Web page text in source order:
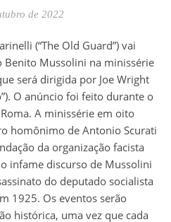
de 2022
Mussolini na minissérie
será dirigida por Joe Wright
O anúncio foi feito durante o
A minissérie em oito
homônimo de Antonio Scurati
da organização facista
infame discurso de Mussolini
do deputado socialista
1925. Os eventos serão
histórica, uma vez que cada